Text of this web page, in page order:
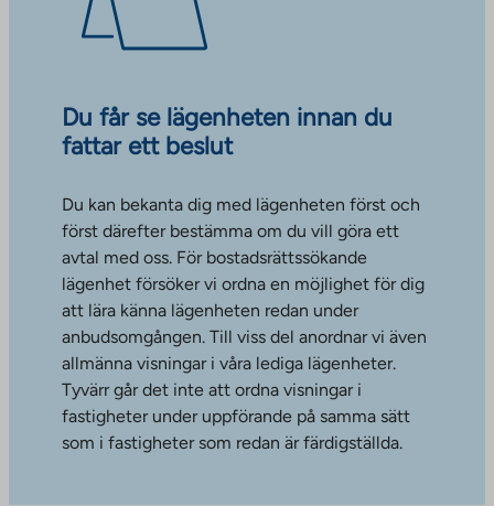
Du får se lägenheten innan du
fattar ett beslut
Du kan bekanta dig med lägenheten först och
först därefter bestämma om du vill göra ett
avtal med oss. För bostadsrättssökande
lägenhet försöker vi ordna en möjlighet för dig
att lära känna lägenheten redan under
anbudsomgången. Till viss del anordnar vi även
allmänna visningar i våra lediga lägenheter.
Tyvärr går det inte att ordna visningar i
fastigheter under uppförande på samma sätt
som i fastigheter som redan är färdigställda.